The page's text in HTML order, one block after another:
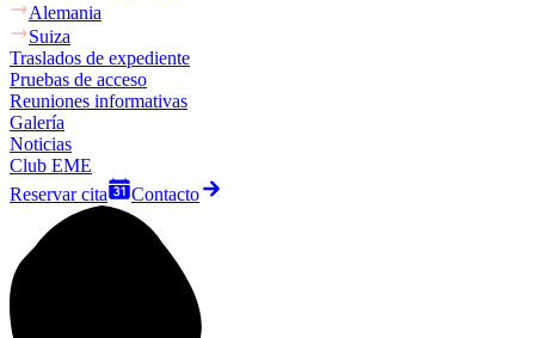
Alemania
Suiza
Traslados de expediente
Pruebas de acceso
Reuniones informativas
Galería
Noticias
Club EME
Reservar cita
Contacto